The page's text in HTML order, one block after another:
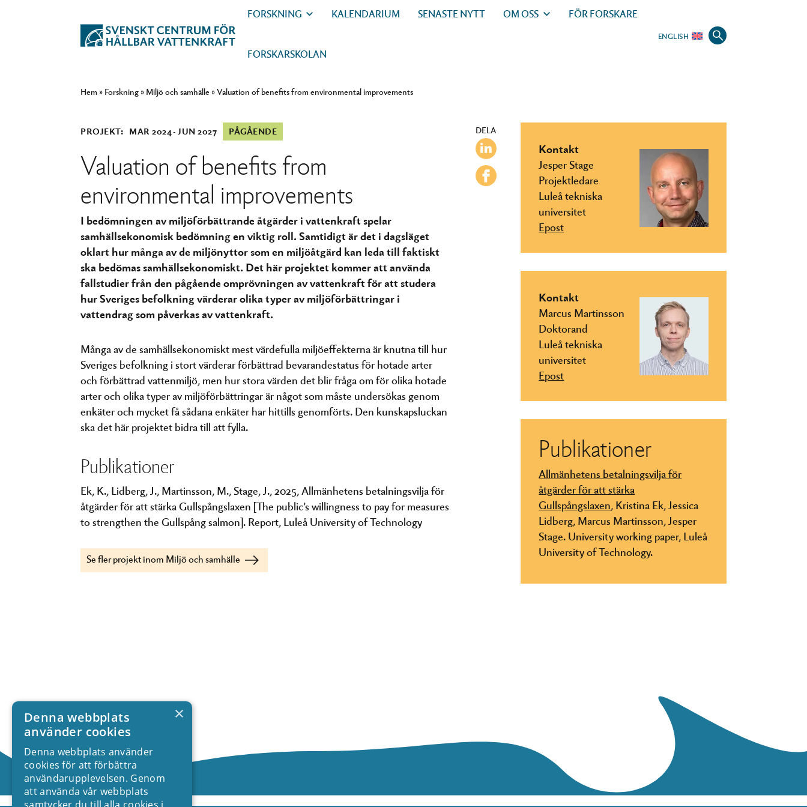
FORSKNING KALENDARIUM SENASTE NYTT OM OSS FÖR FORSKARE
FORSKARSKOLAN
ENGLISH
Hem» Forskning» Miljö och samhälle »Valuation of benefits from environmental improvements
PROJEKT: MAR 2024 JUN 2027 PÅGÅENDE
Valuation of benefits from
environmental improvements
I bedömningen av miljöförbättrande åtgärder i vattenkraft spelar
samhällsekonomisk bedömning en viktig roll. Samtidigt är det i dagsläget
oklart hur många av de miljönyttor som en miljöåtgärd kan leda till faktiskt
ska bedömas samhällsekonomiskt. Det här projektet kommer att använda
fallstudier från den pågående omprövningen av vattenkraft för att studera
hur Sveriges befolkning värderar olika typer av miljöförbättringar i
vattendrag som påverkas av vattenkraft.
Många av de samhällsekonomiskt mest värdefulla miljöeffekterna är knutna till hur
Sveriges befolkning i stort värderar förbättrad bevarandestatus för hotade arter
och förbättrad vattenmiljö, men hur stora värden det blir fråga om för olika hotade
arter och olika typer av miljöförbättringar är något som måste undersökas genom
enkäter och mycket få sådana enkäter har hittills genomförts. Den kunskapsluckan
ska det här projektet bidra till att fylla.
Publikationer
Ek, K., Lidberg, J., Martinsson, M., Stage, J., 2025, Allmänhetens betalningsvilja för
åtgärder för att stärka Gullspångslaxen [The public’s willingness to pay for measures
to strengthen the Gullspång salmon]. Report, Luleå University of Technology
Se fler projekt inom Miljö och samhälle
DELA
Kontakt
Jesper Stage
Projektledare
Luleå tekniska
universitet
Epost
Kontakt
Marcus Martinsson
Doktorand
Luleå tekniska
universitet
Epost
Publikationer
Allmänhetens betalningsvilja för
åtgärder för att stärka
Gullspångslaxen, Kristina Ek, Jessica
Lidberg, Marcus Martinsson, Jesper
Stage. University working paper, Luleå
University of Technology.
×
Denna webbplats
använder cookies
Denna webbplats använder
cookies för att förbättra
användarupplevelsen. Genom
att använda vår webbplats